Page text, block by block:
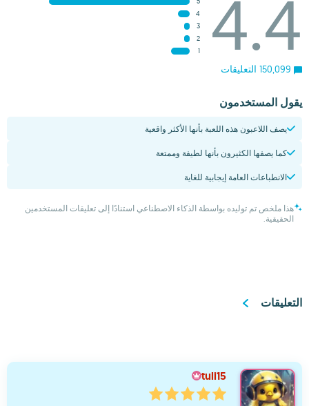
4.4
4
3
2
1
يقول المستخدمون
يصف اللاعبون هذه اللعبة بأنها الأكثر واقعية
كما يصفها الكثيرون بأنها لطيفة وممتعة
الانطباعات العامة إيجابية للغاية
هذا ملخص تم توليده بواسطة الذكاء الاصطناعي استنادًا إلى تعليقات المستخدمين
الحقيقية.
التعليقات
tuli15